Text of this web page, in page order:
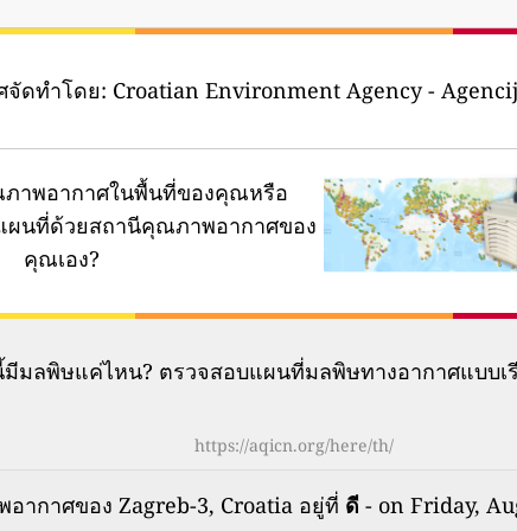
ดทำโดย: Croatian Environment Agency -
าพอากาศในพื้นที่ของคุณหรือ
ผนที่ด้วยสถานีคุณภาพอากาศของ
คุณเอง?
มลพิษแค่ไหน? ตรวจสอบแผนที่มลพิษทางอากาศแบบเ
https://aqicn.org/here/th/
ากาศของ Zagreb-3, Croatia อยู่ที่ ดี - on Friday,